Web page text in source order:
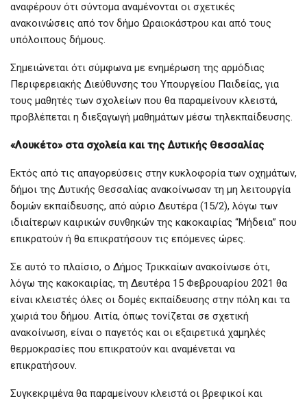
αναφέρουν ότι σύντομα αναμένονται οι σχετικές
ανακοινώσεις από τον δήμο Ωραιοκάστρου και από τους
υπόλοιπους δήμους.
Σημειώνεται ότι σύμφωνα με ενημέρωση της αρμόδιας
Περιφερειακής Διεύθυνσης του Υπουργείου Παιδείας, για
τους μαθητές των σχολείων που θα παραμείνουν κλειστά,
προβλέπεται η διεξαγωγή μαθημάτων μέσω τηλεκπαίδευσης.
«Λουκέτο» στα σχολεία και της Δυτικής Θεσσαλίας
Εκτός από τις απαγορεύσεις στην κυκλοφορία των οχημάτων,
δήμοι της Δυτικής Θεσσαλίας ανακοίνωσαν τη μη λειτουργία
δομών εκπαίδευσης, από αύριο Δευτέρα (15/2), λόγω των
ιδιαίτερων καιρικών συνθηκών της κακοκαιρίας “Μήδεια” που
επικρατούν ή θα επικρατήσουν τις επόμενες ώρες.
Σε αυτό το πλαίσιο, ο Δήμος Τρικκαίων ανακοίνωσε ότι,
λόγω της κακοκαιρίας, τη Δευτέρα 15 Φεβρουαρίου 2021 θα
είναι κλειστές όλες οι δομές εκπαίδευσης στην πόλη και τα
χωριά του δήμου. Αιτία, όπως τονίζεται σε σχετική
ανακοίνωση, είναι ο παγετός και οι εξαιρετικά χαμηλές
θερμοκρασίες που επικρατούν και αναμένεται να
επικρατήσουν.
Συγκεκριμένα θα παραμείνουν κλειστά οι βρεφικοί και